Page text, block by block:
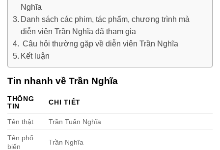
Nghĩa
Danh sách các phim, tác phẩm, chương trình mà
diễn viên Trần Nghĩa đã tham gia
Câu hỏi thường gặp về diễn viên Trần Nghĩa
Kết luận
Tin nhanh về Trần Nghĩa
THÔNG
TIN
CHI TIẾT
Tên thật Trần Tuấn Nghĩa
Tên phổ
biến
Trần Nghĩa